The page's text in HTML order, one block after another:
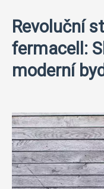
Revoluční
fermacell:
moderní